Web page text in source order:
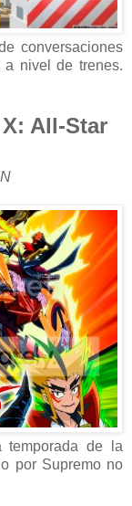
conversaciones
nivel de trenes.
All-Star
temporada de la
por Supremo no